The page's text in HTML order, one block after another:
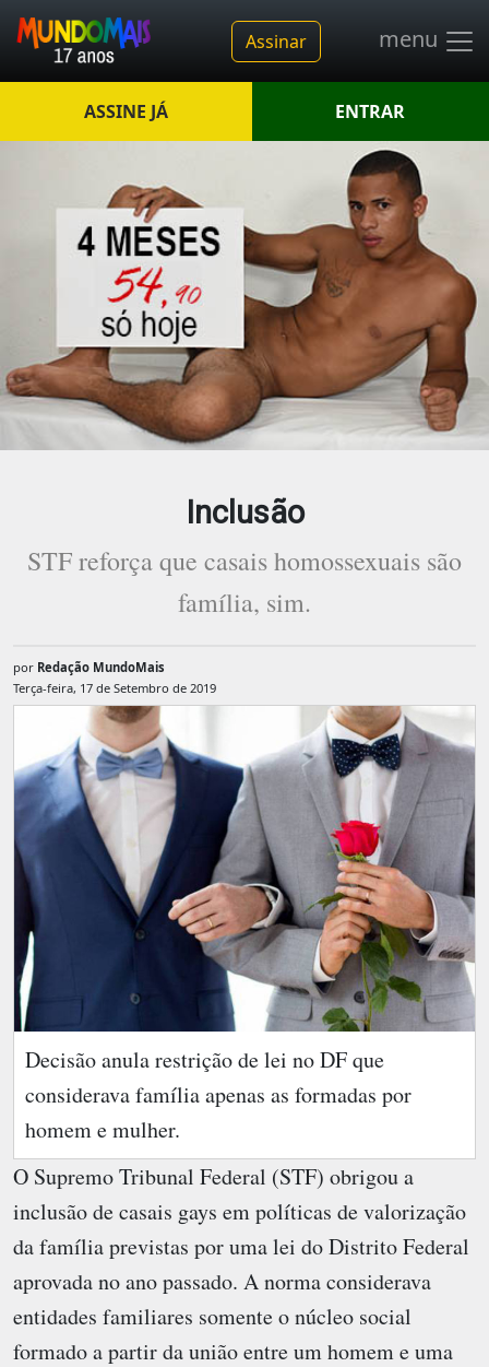
Assinar menu
ASSINE JÁ ENTRAR
Inclusão
STF reforça que casais homossexuais são
família, sim.
por Redação MundoMais
Terça-feira, 17 de Setembro de 2019
Decisão anula restrição de lei no DF que
considerava família apenas as formadas por
homem e mulher.
O Supremo Tribunal Federal (STF) obrigou a
inclusão de casais gays em políticas de valorização
da família previstas por uma lei do Distrito Federal
aprovada no ano passado. A norma considerava
entidades familiares somente o núcleo social
formado a partir da união entre um homem e uma